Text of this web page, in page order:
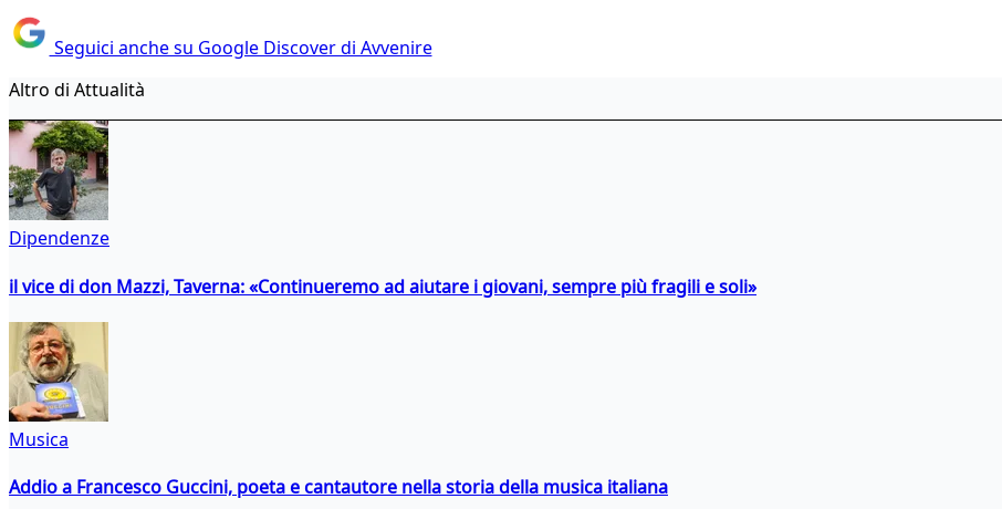
Seguici anche su Google Discover di Avvenire
Altro di Attualità
Dipendenze
il vice di don Mazzi, Taverna: «Continueremo ad aiutare i giovani, sempre più fragili e soli»
Musica
Addio a Francesco Guccini, poeta e cantautore nella storia della musica italiana